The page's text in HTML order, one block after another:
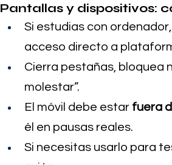
Pantallas y dispositivos:
Si estudias con ordenador,
acceso directo a
Cierra pestañas, bloquea
molestar”.
El móvil debe estar fuera
él en pausas reales.
Si necesitas usarlo para